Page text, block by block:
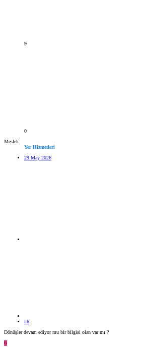
9
0
Meslek
Yer Hizmetleri
29 May 2026
#6
Dönüşler devam ediyor mu bir bilgisi olan var mı ?
Z